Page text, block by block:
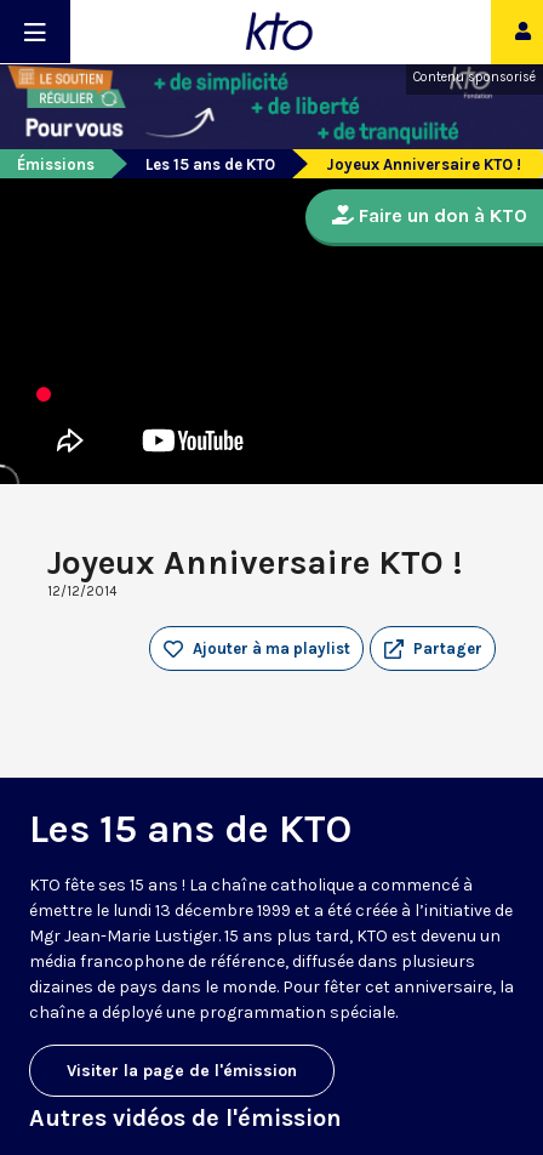
Contenu sponsorisé
Émissions Les 15 ans de KTO Joyeux Anniversaire KTO !
Joyeux Anniversaire KTO !
12/12/2014
Partager
Ajouter à ma playlist
Les 15 ans de KTO
KTO fête ses 15 ans ! La chaîne catholique a commencé à
émettre le lundi 13 décembre 1999 et a été créée à l’initiative de
Mgr Jean-Marie Lustiger. 15 ans plus tard, KTO est devenu un
média francophone de référence, diffusée dans plusieurs
dizaines de pays dans le monde. Pour fêter cet anniversaire, la
chaîne a déployé une programmation spéciale.
Visiter la page de l'émission
Autres vidéos de l'émission
Faire un don à KTO